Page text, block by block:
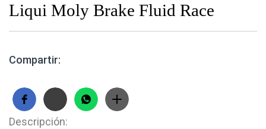
Liqui Moly Brake Fluid Race
Compartir:
Descripción: